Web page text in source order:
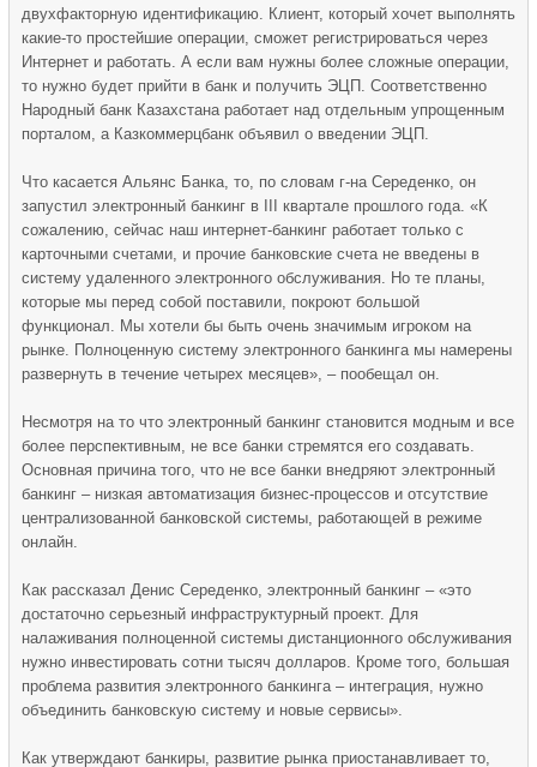
двухфакторную идентификацию. Клиент, который хочет выполнять
какие-то простейшие операции, сможет регистрироваться через
Интернет и работать. А если вам нужны более сложные операции,
то нужно будет прийти в банк и получить ЭЦП. Соответственно
Народный банк Казахстана работает над отдельным упрощенным
порталом, а Казкоммерцбанк объявил о введении ЭЦП.
Что касается Альянс Банка, то, по словам г-на Середенко, он
запустил электронный банкинг в III квартале прошлого года. «К
сожалению, сейчас наш интернет-банкинг работает только с
карточными счетами, и прочие банковские счета не введены в
систему удаленного электронного обслуживания. Но те планы,
которые мы перед собой поставили, покроют большой
функционал. Мы хотели бы быть очень значимым игроком на
рынке. Полноценную систему электронного банкинга мы намерены
развернуть в течение четырех месяцев», – пообещал он.
Несмотря на то что электронный банкинг становится модным и все
более перспективным, не все банки стремятся его создавать.
Основная причина того, что не все банки внедряют электронный
банкинг – низкая автоматизация бизнес-процессов и отсутствие
централизованной банковской системы, работающей в режиме
онлайн.
Как рассказал Денис Середенко, электронный банкинг – «это
достаточно серьезный инфраструктурный проект. Для
налаживания полноценной системы дистанционного обслуживания
нужно инвестировать сотни тысяч долларов. Кроме того, большая
проблема развития электронного банкинга – интеграция, нужно
объединить банковскую систему и новые сервисы».
Как утверждают банкиры, развитие рынка приостанавливает то,